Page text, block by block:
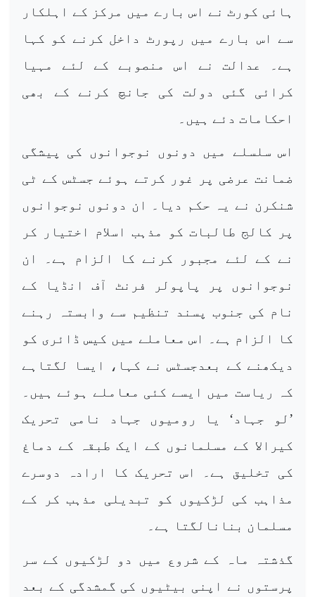
ہائی کورٹ نے اس بارے میں مرکز کے اہلکار
سے اس بارے میں رپورٹ داخل کرنے کو کہا
ہے۔ عدالت نے اس منصوبے کے لئے مہیا
کرائی گئی دولت کی جانچ کرنے کے بھی
احکامات دئے ہیں۔
اس سلسلے میں دونوں نوجوانوں کی پیشگی
ضمانت عرضی پر غور کرتے ہوئے جسٹس کے ٹی
شنکرن نے یہ حکم دیا۔ ان دونوں نوجوانوں
پر کالج طالبات کو مذہب اسلام اختیار کر
نے کے لئے مجبور کرنے کا الزام ہے۔ ان
نوجوانوں پر پاپولر فرنٹ آف انڈیا کے
نام کی جنوب پسند تنظیم سے وابستہ رہنے
کا الزام ہے۔ اس معاملے میں کیس ڈائری کو
دیکھنے کے بعدجسٹس نے کہا، ایسا لگتاہے
کہ ریاست میں ایسے کئی معاملے ہوئے ہیں۔
’لو جہاد‘ یا رومیوں جہاد نامی تحریک
کیرالا کے مسلمانوں کے ایک طبقہ کے دماغ
کی تخلیق ہے۔ اس تحریک کا ارادہ دوسرے
مذاہب کی لڑکیوں کو تبدیلی مذہب کر کے
مسلمان بنانالگتا ہے۔
گذشتہ ماہ کے شروع میں دو لڑکیوں کے سر
پرستوں نے اپنی بیٹیوں کی گمشدگی کے بعد